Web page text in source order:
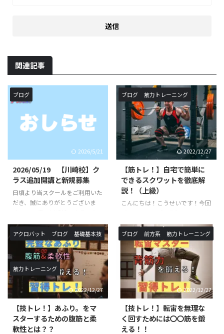
関連記事
ブログ
2026/5/21
2026/05/19 【川崎校】ク
ラス追加開講と新規募集
日頃より当スクールをご利用いた
だき、誠にありがとうございま
追加が決定いたしました。 《対
象校》◯SHOWBUZZ川崎校 毎
週 月曜日、火曜日〈新規追加ク
ラス〉バク転バク宙集中クラス
※小学生以上対象開講日（開講時
間）：月曜日（１６：１０〜１
７：２０）月額受講料 ￥９，９
００−バク転バク宙集中クラス
間）：火曜日（１６：１０〜１
７：２０）月額受講料 ￥９，９
００−アクロバットクラス ※小
ブログ 筋力トレーニング
2022/12/27
【筋トレ！】自宅で簡単に
できるスクワットを徹底解
説！（上級）
こんにちは！こうせいです！今回
です。以前ご紹介したスクワット
トレーニング中級の続編です！ス
クワットの名前を聞いたことや、
実際に行った事がある方も多いと
思います。本記事では、スクワッ
トにおける意識・正しい方法・上
級程度のレパートリーをご紹介し
ていきます！ スクワットと
は？？ 簡単に言葉で説明する
と、上半身を垂直に伸ばしたまま
行う膝の屈伸運動です。一日に数
アクロバット ブログ 基礎基本技
筋力トレーニング
2022/12/27
【技トレ！】あふり。をマ
スターするための腹筋と柔
軟性とは？？
ブログ 前方系 筋力トレーニング
2022/12/27
【技トレ！】転宙を無理な
く回すためには〇〇筋を鍛
える！！